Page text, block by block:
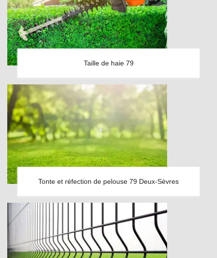
Taille de haie 79
Tonte et réfection de pelouse 79 Deux-Sèvres